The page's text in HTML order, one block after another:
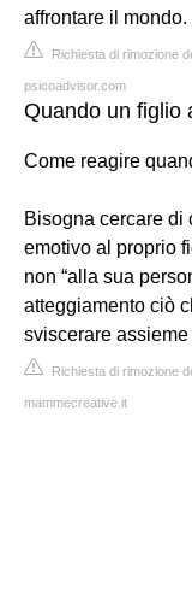
affrontare il mondo.
Richiesta di rimozione
psicoadvisor.com
Quando un figlio
Come reagire
Bisogna cercare di
emotivo al proprio
non “alla sua
atteggiamento ciò
sviscerare
Richiesta di rimozione
mammecreative.it